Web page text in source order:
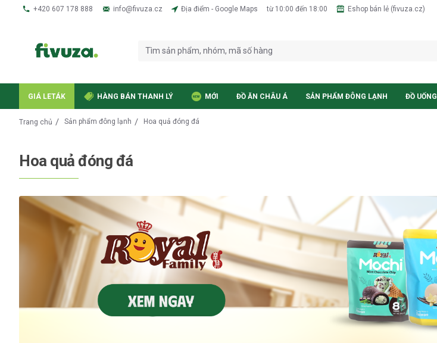
+420 607 178 888 info@fivuza.cz Địa điểm - Google Maps từ 10:00 đến 18:00 Eshop bán lẻ (fivuza.cz)
GIÁ LETÁK HÀNG BÁN THANH LÝ MỚI ĐỒ ĂN CHÂU Á SẢN PHẨM ĐÔNG LẠNH ĐỒ UỐNG
Trang chủ Sản phẩm đông lạnh Hoa quả đóng đá
Hoa quả đóng đá